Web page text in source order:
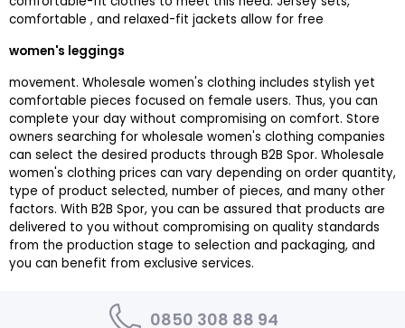
comfortable
women's leggings
, and relaxed-fit jackets allow for free
movement. Wholesale women's clothing includes stylish yet
comfortable pieces focused on female users. Thus, you can
complete your day without compromising on comfort. Store
owners searching for wholesale women's clothing companies
can select the desired products through B2B Spor. Wholesale
women's clothing prices can vary depending on order quantity,
type of product selected, number of pieces, and many other
factors. With B2B Spor, you can be assured that products are
delivered to you without compromising on quality standards
from the production stage to selection and packaging, and
you can benefit from exclusive services.
0850 308 88 94